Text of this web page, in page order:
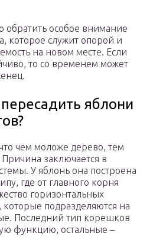
обратить особое внимание
которое служит опорой и
на новом месте. Если
то со временем может
яблони
чем моложе дерево, тем
заключается в
У яблонь она построена
где от главного корня
горизонтальных
подразделяются на
Последний тип корешков
функцию, остальные –